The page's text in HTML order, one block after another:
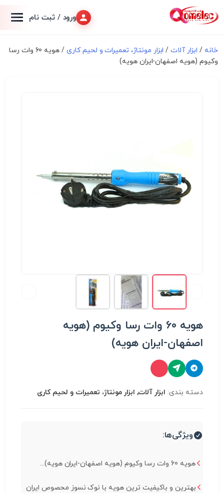
ورود / ثبت نام
خانه / ابزار آلات/ ابزار مونتاژ، تعميرات و لحیم کاری
/ هویه 60 وات رسا
وکیوم (هویه اصفهان-ایران هویه)
هویه 60 وات رسا وکیوم (هویه
اصفهان-ایران هویه)
دسته بندی: ابزار آلات, ابزار مونتاژ، تعميرات و لحیم کاری
ویژگی‌ها:
هویه 60 وات رسا وکیوم (هویه اصفهان-ایران هویه)...
بهترین و باکیفیت ترین هویه با نوک نسوز محصوص ایران